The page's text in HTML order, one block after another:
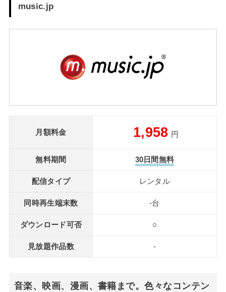
music.jp
月額料金 1,958 円
無料期間 30日間無料
配信タイプ レンタル
同時再生端末数 -台
ダウンロード可否 ○
見放題作品数 -
音楽、映画、漫画、書籍まで。色々なコンテン